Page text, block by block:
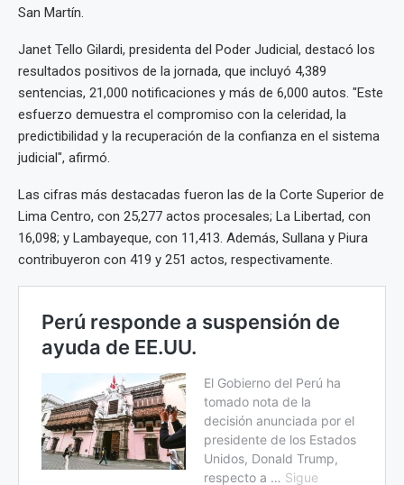
San Martín.
Janet Tello Gilardi, presidenta del Poder Judicial, destacó los
resultados positivos de la jornada, que incluyó 4,389
sentencias, 21,000 notificaciones y más de 6,000 autos. "Este
esfuerzo demuestra el compromiso con la celeridad, la
predictibilidad y la recuperación de la confianza en el sistema
judicial", afirmó.
Las cifras más destacadas fueron las de la Corte Superior de
Lima Centro, con 25,277 actos procesales; La Libertad, con
16,098; y Lambayeque, con 11,413. Además, Sullana y Piura
contribuyeron con 419 y 251 actos, respectivamente.